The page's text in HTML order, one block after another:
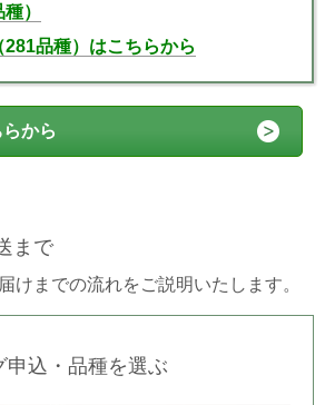
）
品種）はこちらから
から
まで
けまでの流れをご説明いたします。
申込・品種を選ぶ